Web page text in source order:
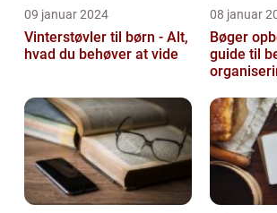
09 januar 2024
Vinterstøvler til børn - Alt,
hvad du behøver at vide
08 januar
Bøger
guide til